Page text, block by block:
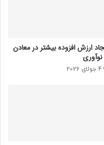
ارزش افزوده بیشتر در معادن
نوآوری
4 جولای 2026